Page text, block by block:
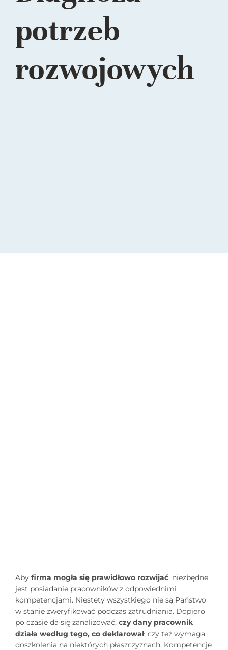
potrzeb
rozwojowych
Aby firma mogła się prawidłowo rozwijać, niezbędne
jest posiadanie pracowników z odpowiednimi
kompetencjami. Niestety wszystkiego nie są Państwo
w stanie zweryfikować podczas zatrudniania. Dopiero
po czasie da się zanalizować, czy dany pracownik
działa według tego, co deklarował, czy też wymaga
doszkolenia na niektórych płaszczyznach. Kompetencje